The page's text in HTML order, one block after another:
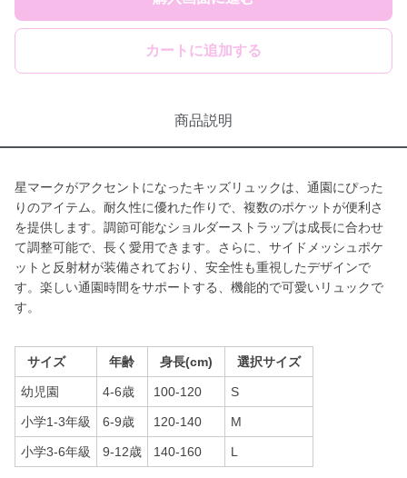
カートに追加する
商品説明
星マークがアクセントになったキッズリュックは、通園にぴった
りのアイテム。耐久性に優れた作りで、複数のポケットが便利さ
を提供します。調節可能なショルダーストラップは成長に合わせ
て調整可能で、長く愛用できます。さらに、サイドメッシュポケ
ットと反射材が装備されており、安全性も重視したデザインで
す。楽しい通園時間をサポートする、機能的で可愛いリュックで
す。
サイズ 年齢 身長(cm) 選択サイズ
幼児園 4-6歳 100-120 S
小学1-3年級 6-9歳 120-140 M
小学3-6年級 9-12歳 140-160 L